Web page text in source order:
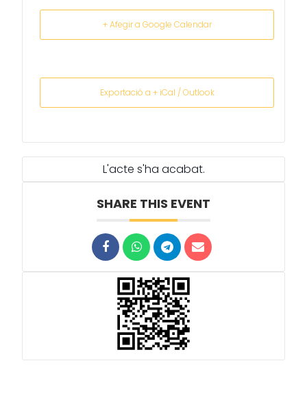
L'acte s'ha acabat.
SHARE THIS EVENT
+ Afegir a Google Calendar
Exportació a + iCal / Outlook